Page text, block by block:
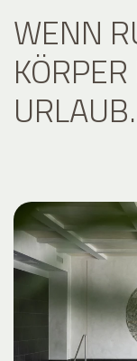
WENN
KÖRPER
RLAUB.